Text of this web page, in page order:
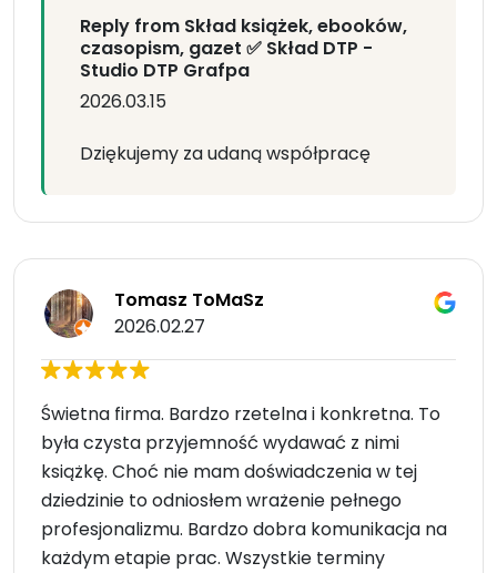
Reply from Skład książek, ebooków,
czasopism, gazet ✅ Skład DTP -
Studio DTP Grafpa
2026.03.15
Dziękujemy za udaną współpracę
Tomasz ToMaSz
2026.02.27
Świetna firma. Bardzo rzetelna i konkretna. To
była czysta przyjemność wydawać z nimi
książkę. Choć nie mam doświadczenia w tej
dziedzinie to odniosłem wrażenie pełnego
profesjonalizmu. Bardzo dobra komunikacja na
każdym etapie prac. Wszystkie terminy